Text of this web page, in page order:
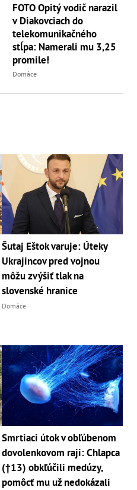
FOTO Opitý vodič narazil
v Diakovciach do
telekomunikačného
stĺpa: Namerali mu 3,25
promile!
Domáce
Šutaj Eštok varuje: Úteky
Ukrajincov pred vojnou
môžu zvýšiť tlak na
slovenské hranice
Domáce
Smrtiaci útok v obľúbenom
dovolenkovom raji: Chlapca
(†13) obkľúčili medúzy,
pomôcť mu už nedokázali